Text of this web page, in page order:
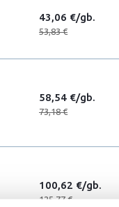
43,06 €/gb.
53,83 €
58,54 €/gb.
73,18 €
100,62 €/gb.
125,77 €